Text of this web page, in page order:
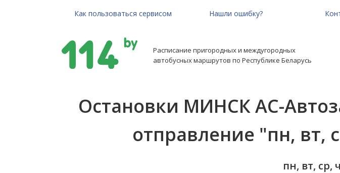
Как пользоваться сервисом Нашли ошибку?
Расписание пригородных и междугородных
автобусных маршрутов по Республике Беларусь
Остановки МИНСК АС-
отправление "пн, вт,
пн, вт, ср,